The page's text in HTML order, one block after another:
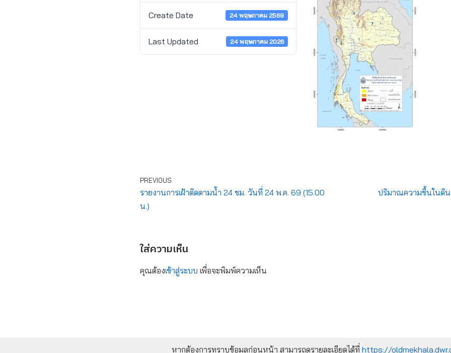
Create Date 24 พฤษภาคม 2569
Last Updated 24 พฤษภาคม 2026
PREVIOUS
รายงานการเฝ้าติดตามน้ำ 24 ชม. วันที่ 24 พ.ค. 69 (15.00
น.)
ปริมาณความชื้นในดิ
ใส่ความเห็น
คุณต้องเข้าสู่ระบบ เพื่อจะพิมพ์ความเห็น
หากต้องการทราบข้อมูลก่อนหน้า สามารถดูรายละเอียดได้ที่ https://